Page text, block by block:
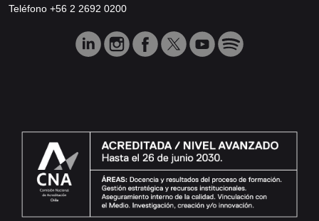
Teléfono +56 2 2692 0200